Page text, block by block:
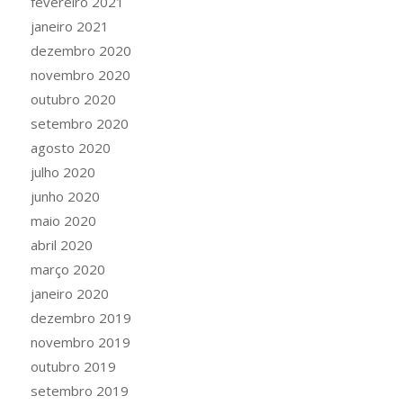
janeiro 2021
dezembro 2020
novembro 2020
outubro 2020
setembro 2020
agosto 2020
julho 2020
junho 2020
maio 2020
abril 2020
março 2020
janeiro 2020
dezembro 2019
novembro 2019
outubro 2019
setembro 2019